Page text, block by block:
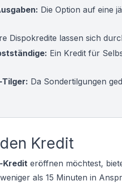
Die Option auf eine
Dispokredite lassen sich
Ein Kredit für
Tilger: Da Sondertilgungen
Kredit
Kredit eröffnen möchtest,
als 15 Minuten in